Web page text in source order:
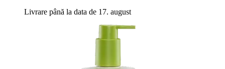
Livrare până la data de 17. august